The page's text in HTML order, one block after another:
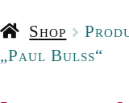
Shop
„Paul Bulss“